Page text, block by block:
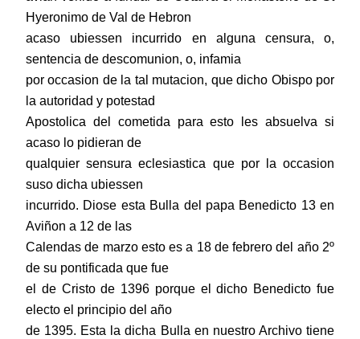
Hyeronimo de Val de Hebron
acaso ubiessen incurrido en alguna censura, o,
sentencia de descomunion, o, infamia
por occasion de la tal mutacion, que dicho Obispo por
la autoridad y potestad
Apostolica del cometida para esto les absuelva si
acaso lo pidieran de
qualquier sensura eclesiastica que por la occasion
suso dicha ubiessen
incurrido. Diose esta Bulla del papa Benedicto 13 en
Aviñon a 12 de las
Calendas de marzo esto es a 18 de febrero del año 2º
de su pontificada que fue
el de Cristo de 1396 porque el dicho Benedicto fue
electo el principio del año
de 1395. Esta la dicha Bulla en nuestro Archivo tiene